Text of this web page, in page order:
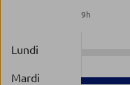
9h
Lundi
Mardi